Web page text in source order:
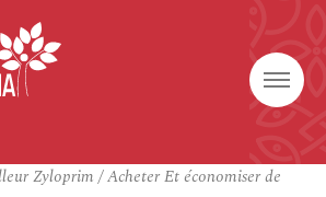
Zyloprim / Acheter Et économiser de